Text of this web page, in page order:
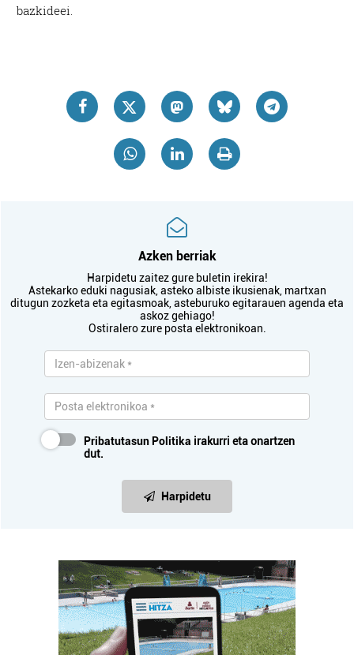
bazkideei.
Azken berriak
Harpidetu zaitez gure buletin irekira!
Astekarko eduki nagusiak, asteko albiste ikusienak, martxan
ditugun zozketa eta egitasmoak, asteburuko egitarauen agenda eta
askoz gehiago!
Ostiralero zure posta elektronikoan.
Pribatutasun Politika irakurri eta onartzen
dut.
Harpidetu